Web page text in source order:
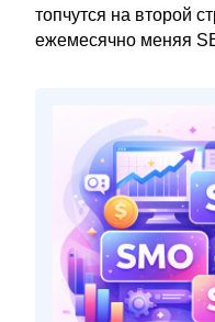
топчутся на второй
ежемесячно меняя